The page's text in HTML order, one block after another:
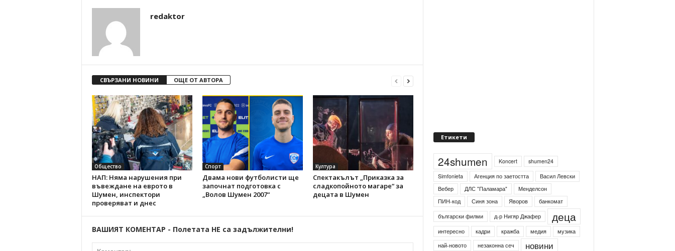
redaktor
СВЪРЗАНИ НОВИНИ ОЩЕ ОТ АВТОРА
Общество
НАП: Няма нарушения при
въвеждане на еврото в
Шумен, инспектори
проверяват и днес
Спорт
Двама нови футболисти ще
започнат подготовка с
„Волов Шумен 2007“
Култура
Спектакълът „Приказка за
сладкопойното магаре“ за
децата в Шумен
ВАШИЯТ КОМЕНТАР - Полетата НЕ са задължителни!
Етикети
24shumen Koncert
shumen24
Simfonieta
Агенция по заетостта
Васил Левски
Вебер
ДЛС "Паламара"
Менделсон
ПИН-код
Синя зона Яворов
банкомат
български филми
д-р Нигяр Джафер деца
интересно кадри кражба медия